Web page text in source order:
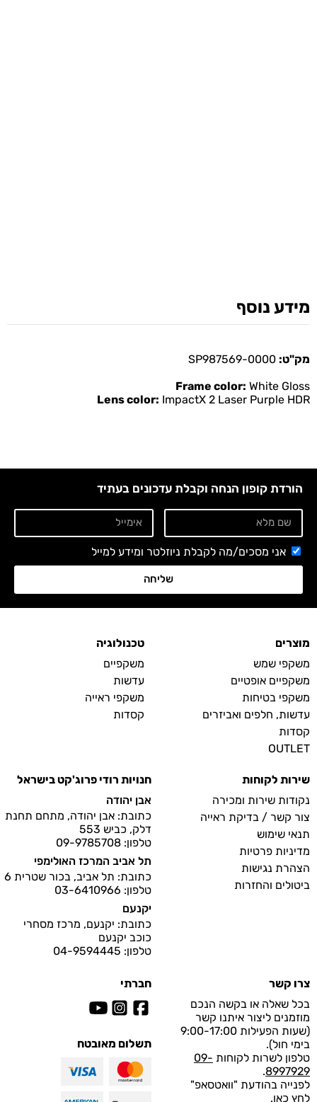
מידע נוסף
מק"ט:
Frame color: White Gloss
Lens color: ImpactX 2 Laser Purple HDR
הורדת קופון הנחה וקבלת עדכונים בעתיד
אני מסכים/מה לקבלת ניוזלטר ומידע למייל
שליחה
מוצרים
משקפי שמש
משקפיים אופטיים
משקפי בטיחות
עדשות, חלפים ואביזרים
קסדות
OUTLET
טכנולוגיה
משקפיים
עדשות
משקפי ראייה
קסדות
שירות לקוחות
נקודות שירות ומכירה
צור קשר / בדיקת ראייה
תנאי שימוש
מדיניות פרטיות
הצהרת נגישות
ביטולים והחזרות
חנויות רודי פרוג'קט בישראל
אבן יהודה
כתובת: אבן יהודה, מתחם תחנת
דלק, כביש 553
טלפון: 09-9785708
תל אביב המרכז האולימפי
כתובת: תל אביב, בכור שטרית 6
טלפון: 03-6410966
יקנעם
כתובת: יקנעם, מרכז מסחרי
כוכב יקנעם
טלפון: 04-9594445
צרו קשר
בכל שאלה או בקשה הנכם
מוזמנים ליצור איתנו קשר
(שעות הפעילות 9:00-17:00
בימי חול).
טלפון לשרות לקוחות 09-
8997929
.
לפנייה בהודעת "וואטסאפ"
לחץ כאן.
חברתי
תשלום מאובטח